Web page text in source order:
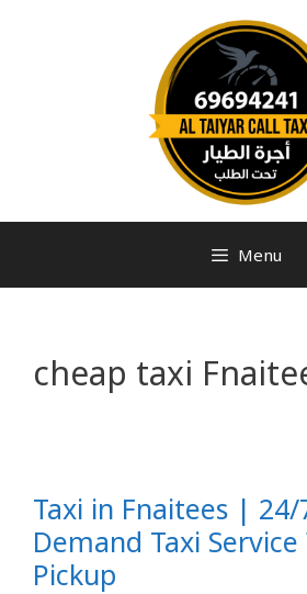
Menu
cheap taxi
Taxi in Fnaitees | 24/
Demand Taxi
Pickup